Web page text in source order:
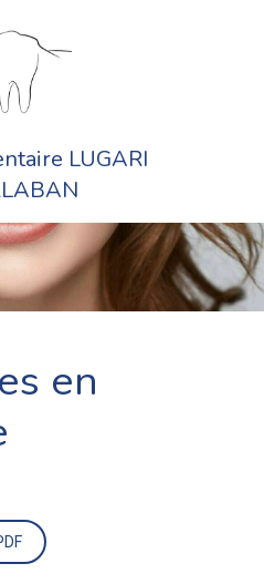
LUGARI
en